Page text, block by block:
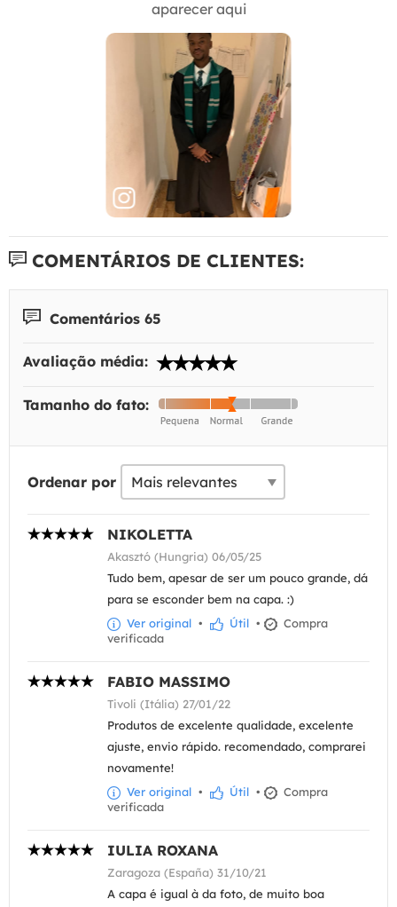
aparecer aqui
COMENTÁRIOS DE CLIENTES:
Comentários 65
Avaliação média:
Tamanho do fato:
Ordenar por
NIKOLETTA
Akasztó (Hungria) 06/05/25
Tudo bem, apesar de ser um pouco grande, dá
para se esconder bem na capa. :)
Ver original • Útil •
Compra
verificada
FABIO MASSIMO
Tivoli (Itália) 27/01/22
Produtos de excelente qualidade, excelente
ajuste, envio rápido. recomendado, comprarei
novamente!
Ver original • Útil •
Compra
verificada
IULIA ROXANA
Zaragoza (España) 31/10/21
A capa é igual à da foto, de muito boa